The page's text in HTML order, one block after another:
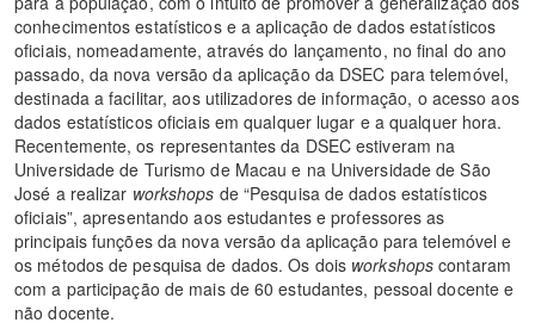
conhecimentos estatísticos e a aplicação de dados estatísticos
oficiais, nomeadamente, através do lançamento, no final do ano
passado, da nova versão da aplicação da DSEC para telemóvel,
destinada a facilitar, aos utilizadores de informação, o acesso aos
dados estatísticos oficiais em qualquer lugar e a qualquer hora.
Recentemente, os representantes da DSEC estiveram na
Universidade de Turismo de Macau e na Universidade de São
José a realizar workshops de “Pesquisa de dados estatísticos
oficiais”, apresentando aos estudantes e professores as
principais funções da nova versão da aplicação para telemóvel e
os métodos de pesquisa de dados. Os dois workshops contaram
com a participação de mais de 60 estudantes, pessoal docente e
não docente.